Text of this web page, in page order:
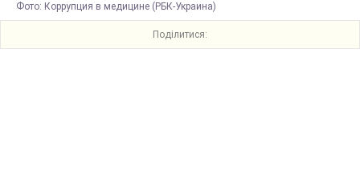
Фото: Коррупция в медицине (РБК-Украина)
Поділитися: